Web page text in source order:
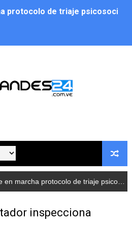
protocolo de triaje psicosocial
con ciclos de formación
inclusión y atención a
“Ríe 2026” recorre las
Libertador realizó una jornada
taller gratuito de electrónica
Dávila el
inspecciona